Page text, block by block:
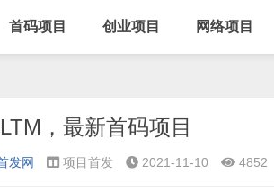
首码项目 创业项目 网络项目
，最新首码项目
发网 项目首发 2021-11-10 4852